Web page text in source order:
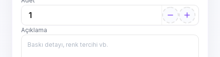
Açıklama